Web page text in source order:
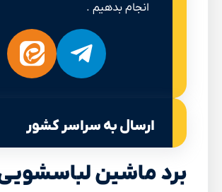
انجام بدهیم .
ارسال به سراسر کشور
برد ماشین